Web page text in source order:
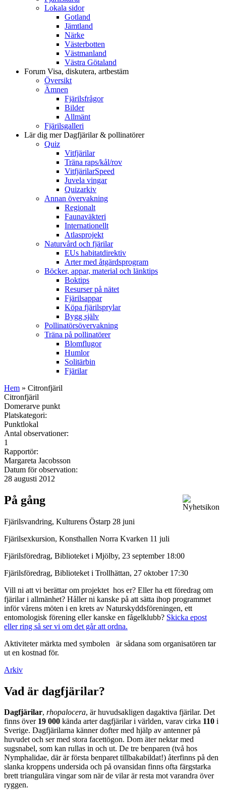
Lokala sidor
Gotland
Jämtland
Närke
Västerbotten
Västmanland
Västra Götaland
Forum Visa, diskutera, artbestäm
Översikt
Ämnen
Fjärilsfrågor
Bilder
Allmänt
Fjärilsgalleri
Lär dig merDagfjärilar & pollinatörer
Quiz
Vitfjärilar
Träna raps/kål/rov
VitfjärilarSpeed
Juvela vingar
Quizarkiv
Annan övervakning
Regionalt
Faunaväkteri
Internationellt
Atlasprojekt
Naturvård och fjärilar
EUs habitatdirektiv
Arter med åtgärdsprogram
Böcker, appar, material och länktips
Boktips
Resurser på nätet
Fjärilsappar
Köpa fjärilsprylar
Bygg själv
Pollinatörsövervakning
Träna på pollinatörer
Blomflugor
Humlor
Solitärbin
Fjärilar
Hem » Citronfjäril
Citronfjäril
Domerarve punkt
Platskategori:
Punktlokal
Antal observationer:
1
Rapportör:
Margareta Jacobsson
Datum för observation:
28 augusti 2012
På gång
Fjärilsvandring, Kulturens Östarp 28 juni
Fjärilsexkursion, Konsthallen Norra Kvarken 11 juli
Fjärilsföredrag, Biblioteket i Mjölby, 23 september 18:00
Fjärilsföredrag, Biblioteket i Trollhättan, 27 oktober 17:30
Vill ni att vi berättar om projektet hos er? Eller ha ett föredrag om
fjärilar i allmänhet? Håller ni kanske på att sätta ihop programmet
inför vårens möten i en krets av Naturskyddsföreningen, ett
entomologisk förening eller kanske en fågelklubb? Skicka epost
eller ring så ser vi om det går att ordna.
Aktiviteter märkta med symbolen
är sådana som organisatören tar
ut en kostnad för.
Arkiv
Vad är dagfjärilar?
Dagfjärilar, rhopalocera, är huvudsakligen dagaktiva fjärilar. Det
finns över 19 000 kända arter dagfjärilar i världen, varav cirka 110 i
Sverige. Dagfjärilarna känner dofter med hjälp av antenner på
huvudet och ser med stora facettögon. Dom äter nektar med
sugsnabel, som kan rullas in och ut. De tre benparen (två hos
Nymphalidae, där är första benparet tillbakabildat!) återfinns på den
slanka kroppens undersida och på ovansidan finns ofta färgstarka
brett triangulära vingar som när de vilar är resta mot varandra över
ryggen.